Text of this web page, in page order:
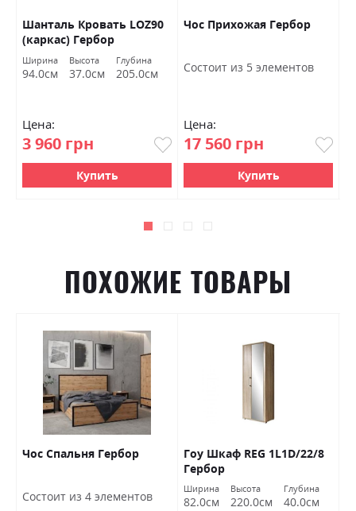
Шанталь Кровать LOZ90
(каркас) Гербор
Ширина
94.0см
Высота
37.0см
Глубина
205.0см
Цена:
3 960 грн
Купить
Чос Прихожая Гербор
Состоит из 5 элементов
Цена:
17 560 грн
Купить
ПОХОЖИЕ ТОВАРЫ
Чос Спальня Гербор
Состоит из 4 элементов
Гоу Шкаф REG 1L1D/22/8
Гербор
Ширина
82.0см
Высота
220.0см
Глубина
40.0см